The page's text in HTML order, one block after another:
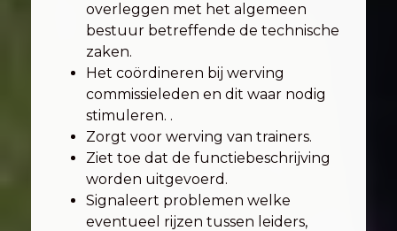
overleggen met het algemeen
bestuur betreffende de technische
zaken.
Het coördineren bij werving
commissieleden en dit waar nodig
stimuleren. .
Zorgt voor werving van trainers.
Ziet toe dat de functiebeschrijving
worden uitgevoerd.
Signaleert problemen welke
eventueel rijzen tussen leiders,